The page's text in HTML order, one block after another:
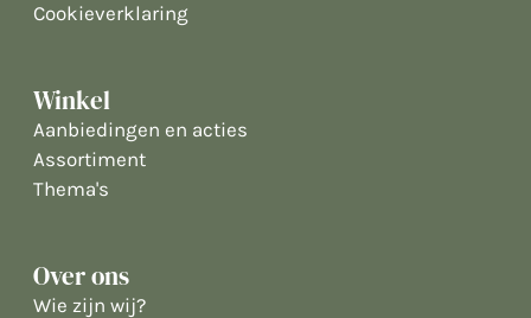
Cookieverklaring
Winkel
Aanbiedingen en acties
Assortiment
Thema's
Over ons
Wie zijn wij?